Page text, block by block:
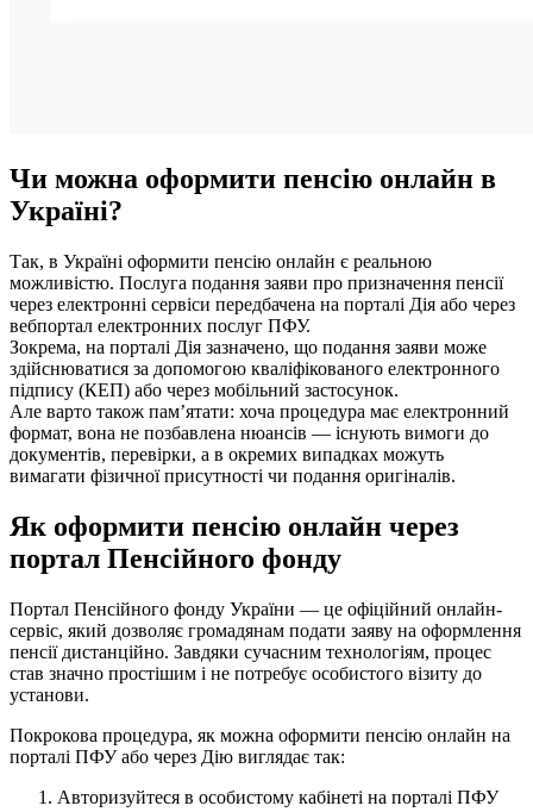
Чи можна оформити пенсію онлайн в
Україні?
Так, в Україні оформити пенсію онлайн є реальною
можливістю. Послуга подання заяви про призначення пенсії
через електронні сервіси передбачена на порталі Дія або через
вебпортал електронних послуг ПФУ.
Зокрема, на порталі Дія зазначено, що подання заяви може
здійснюватися за допомогою кваліфікованого електронного
підпису (КЕП) або через мобільний застосунок.
Але варто також пам’ятати: хоча процедура має електронний
формат, вона не позбавлена нюансів — існують вимоги до
документів, перевірки, а в окремих випадках можуть
вимагати фізичної присутності чи подання оригіналів.
Як оформити пенсію онлайн через
портал Пенсійного фонду
Портал Пенсійного фонду України — це офіційний онлайн-
сервіс, який дозволяє громадянам подати заяву на оформлення
пенсії дистанційно. Завдяки сучасним технологіям, процес
став значно простішим і не потребує особистого візиту до
установи.
Покрокова процедура, як можна оформити пенсію онлайн на
порталі ПФУ або через Дію виглядає так:
Авторизуйтеся в особистому кабінеті на порталі ПФУ